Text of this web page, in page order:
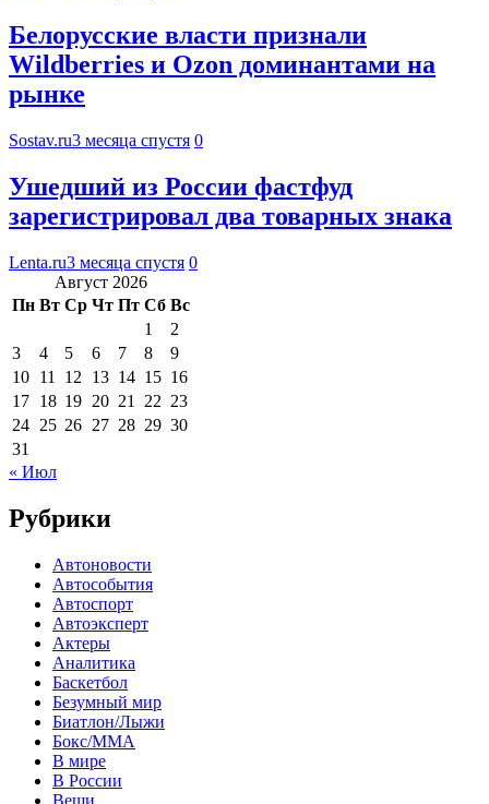
Белорусские власти признали
Wildberries и Ozon доминантами на
рынке
Sostav.ru3 месяца спустя 0
Ушедший из России фастфуд
зарегистрировал два товарных знака
Lenta.ru3 месяца спустя 0
Август 2026
Пн Вт Ср Чт Пт Сб Вс
1
2
3
4 5 6 7 8
9
10 11 12 13 14 15 16
17 18 19 20 21 22 23
24 25 26 27 28 29 30
31
« Июл
Рубрики
Автоновости
Автособытия
Автоспорт
Автоэксперт
Актеры
Аналитика
Баскетбол
Безумный мир
Биатлон/Лыжи
Бокс/MMA
В мире
В России
Вещи